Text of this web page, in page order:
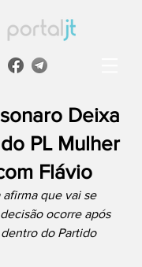
Deixa
PL Mulher
Flávio
afirma que vai se
ocorre após
do Partido